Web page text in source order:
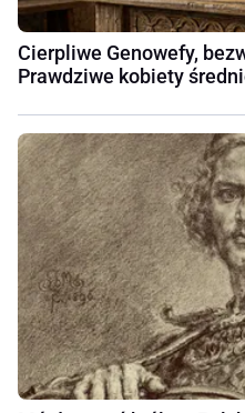
Cierpliwe Genowefy,
Prawdziwe kobiety